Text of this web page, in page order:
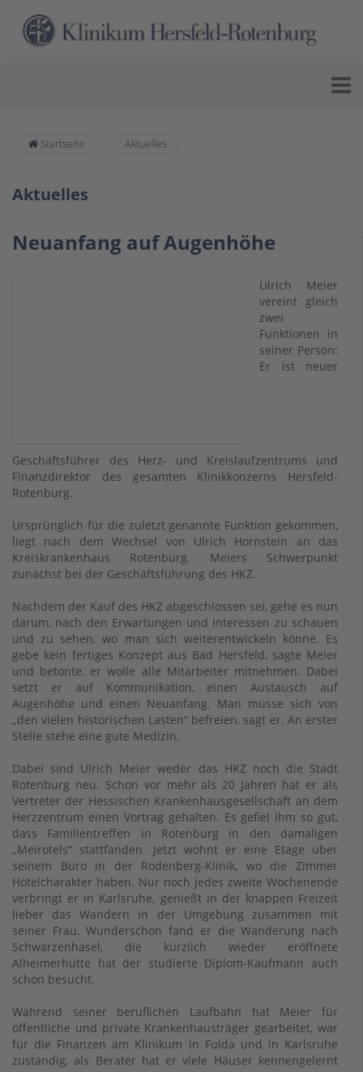
Startseite Aktuelles
Aktuelles
Neuanfang auf Augenhöhe
Ulrich Meier
vereint gleich
zwei
Funktionen in
seiner Person:
Er ist neuer
Geschäftsführer des Herz- und Kreislaufzentrums und
Finanzdirektor des gesamten Klinikkonzerns Hersfeld-
Rotenburg.
Ursprünglich für die zuletzt genannte Funktion gekommen,
liegt nach dem Wechsel von Ulrich Hornstein an das
Kreiskrankenhaus Rotenburg, Meiers Schwerpunkt
zunächst bei der Geschäftsführung des HKZ.
Nachdem der Kauf des HKZ abgeschlossen sei, gehe es nun
darum, nach den Erwartungen und Interessen zu schauen
und zu sehen, wo man sich weiterentwickeln könne. Es
gebe kein fertiges Konzept aus Bad Hersfeld, sagte Meier
und betonte, er wolle alle Mitarbeiter mitnehmen. Dabei
setzt er auf Kommunikation, einen Austausch auf
Augenhöhe und einen Neuanfang. Man müsse sich von
„den vielen historischen Lasten“ befreien, sagt er. An erster
Stelle stehe eine gute Medizin.
Dabei sind Ulrich Meier weder das HKZ noch die Stadt
Rotenburg neu. Schon vor mehr als 20 Jahren hat er als
Vertreter der Hessischen Krankenhausgesellschaft an dem
Herzzentrum einen Vortrag gehalten. Es gefiel ihm so gut,
dass Familientreffen in Rotenburg in den damaligen
„Meirotels“ stattfanden. Jetzt wohnt er eine Etage über
seinem Büro in der Rodenberg-Klinik, wo die Zimmer
Hotelcharakter haben. Nur noch jedes zweite Wochenende
verbringt er in Karlsruhe, genießt in der knappen Freizeit
lieber das Wandern in der Umgebung zusammen mit
seiner Frau. Wunderschön fand er die Wanderung nach
Schwarzenhasel, die kürzlich wieder eröffnete
Alheimerhütte hat der studierte Diplom-Kaufmann auch
schon besucht.
Während seiner beruflichen Laufbahn hat Meier für
öffentliche und private Krankenhausträger gearbeitet, war
für die Finanzen am Klinikum in Fulda und in Karlsruhe
zuständig, als Berater hat er viele Häuser kennengelernt